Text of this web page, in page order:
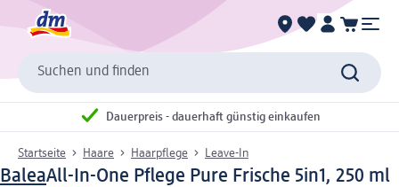
Suchen und finden
Dauerpreis - dauerhaft günstig einkaufen
Startseite Haare Haarpflege Leave-In
BaleaAll-In-One Pflege Pure Frische 5in1, 250 ml